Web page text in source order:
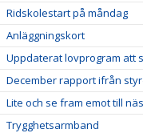
Ridskolestart på måndag
Anläggningskort
Uppdaterat lovprogram att
December rapport ifrån
Lite och se fram emot till
Trygghetsarmband